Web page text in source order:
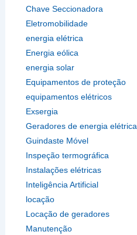
Chave Seccionadora
Eletromobilidade
energia elétrica
Energia eólica
energia solar
Equipamentos de proteção
equipamentos elétricos
Exsergia
Geradores de energia elétrica
Guindaste Móvel
Inspeção termográfica
Instalações elétricas
Inteligência Artificial
locação
Locação de geradores
Manutenção